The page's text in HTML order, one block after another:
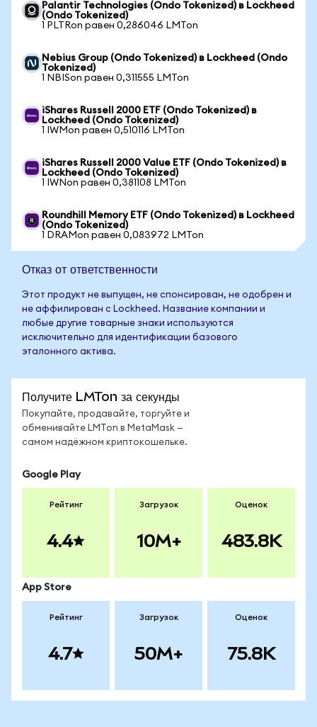
Palantir Technologies (Ondo Tokenized) в Lockheed
(Ondo Tokenized)
1 PLTRon равен 0,286046 LMTon
Nebius Group (Ondo Tokenized) в Lockheed (Ondo
Tokenized)
1 NBISon равен 0,311555 LMTon
iShares Russell 2000 ETF (Ondo Tokenized) в
Lockheed (Ondo Tokenized)
1 IWMon равен 0,510116 LMTon
iShares Russell 2000 Value ETF (Ondo Tokenized) в
Lockheed (Ondo Tokenized)
1 IWNon равен 0,381108 LMTon
Roundhill Memory ETF (Ondo Tokenized) в Lockheed
(Ondo Tokenized)
1 DRAMon равен 0,083972 LMTon
Отказ от ответственности
Этот продукт не выпущен, не спонсирован, не одобрен и
не аффилирован с Lockheed. Название компании и
любые другие товарные знаки используются
исключительно для идентификации базового
эталонного актива.
Получите LMTon за секунды
Покупайте, продавайте, торгуйте и
обменивайте LMTon в MetaMask —
самом надёжном криптокошельке.
Google Play
Рейтинг
4.4
Загрузок
10M+
Оценок
483.8K
App Store
Рейтинг
4.7
Загрузок
50M+
Оценок
75.8K